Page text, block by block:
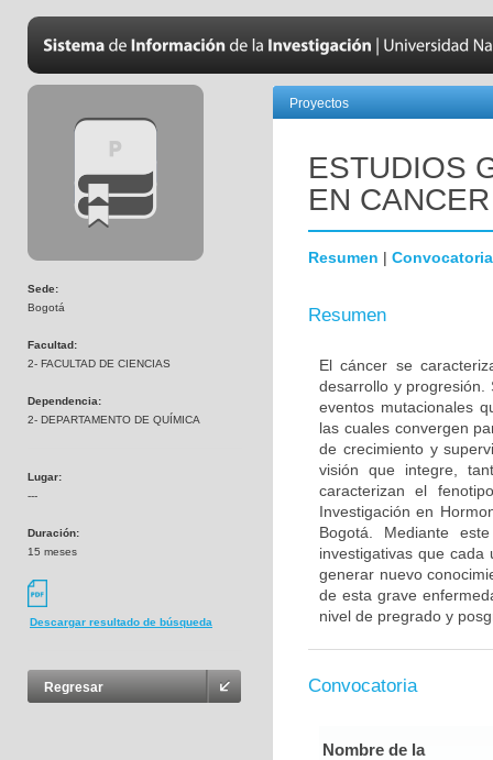
Sede:
Bogotá
Facultad:
2- FACULTAD DE CIENCIAS
Dependencia:
2- DEPARTAMENTO DE QUÍMICA
Lugar:
---
Duración:
15 meses
Descargar resultado de búsqueda
Regresar
Proyectos
ESTUDIOS
EN CANCER
Resumen | Convocatoria
Resumen
El cáncer se
desarrollo y
eventos mutacionales
las cuales convergen
de crecimiento y
visión que integre,
caracterizan el
Investigación en
Bogotá. Mediante
investigativas que
generar nuevo
de esta grave
nivel de pregrado y
Convocatoria
Nombre de la